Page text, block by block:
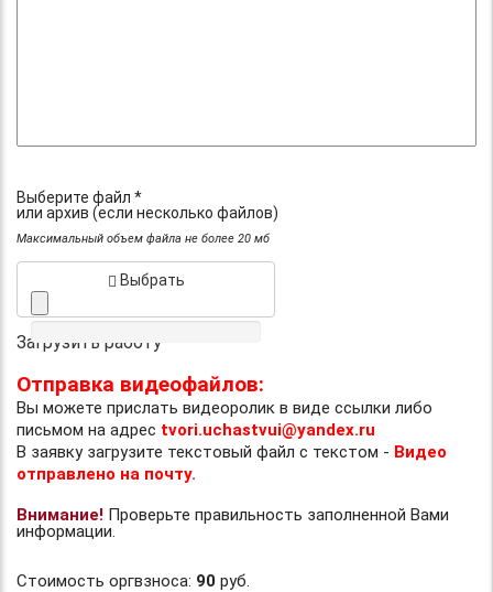
Выберите файл *
или архив (если несколько файлов)
Максимальный объем файла не более 20 мб
Выбрать
Загрузить работу
Отправка видеофайлов:
Вы можете прислать видеоролик в виде ссылки либо
письмом на адрес tvori.uchastvui@yandex.ru
В заявку загрузите текстовый файл с текстом - Видео
отправлено на почту.
Внимание! Проверьте правильность заполненной Вами
информации.
Стоимость оргвзноса: 90 руб.